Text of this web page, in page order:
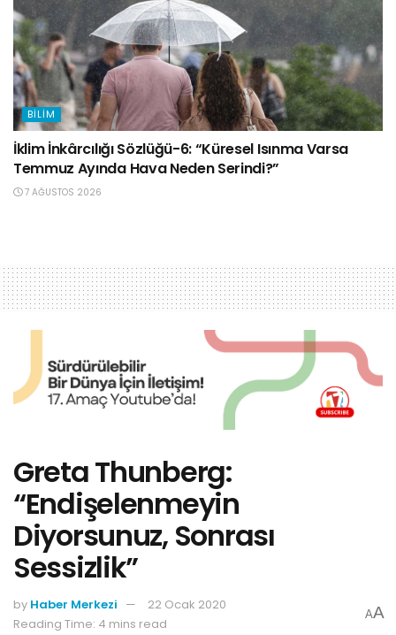
BILIM
İklim İnkârcılığı Sözlüğü-6: “Küresel Isınma Varsa
Temmuz Ayında Hava Neden Serindi?”
7 AĞUSTOS 2026
Greta Thunberg:
“Endişelenmeyin
Diyorsunuz, Sonrası
Sessizlik”
by Haber Merkezi
22 Ocak 2020
Reading Time: 4 mins read
AA